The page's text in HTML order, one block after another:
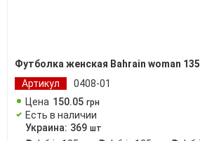
Футболка женская Bahrain woman 135
Артикул
0408-01
Цена 150.05 грн
Есть в наличии
Украина: 369 шт